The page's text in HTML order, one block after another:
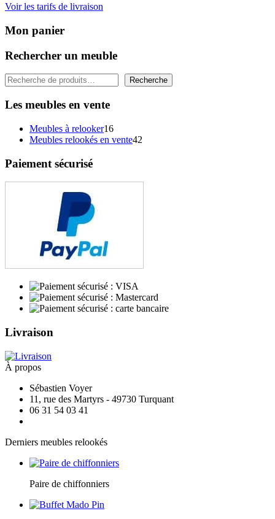
Voir les tarifs de livraison
Mon panier
Rechercher un meuble
Rechercher Recherche
Les meubles en vente
Meubles à relooker1616
produits
Meubles relookés en vente42
Paiement sécurisé
Livraison
À propos
Sébastien Voyer
11, rue des Martyrs - 49730 Turquant
06 31 54 03 41
Derniers meubles relookés
Paire de chiffonniers